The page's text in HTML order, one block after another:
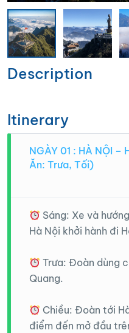
Description
Itinerary
NGÀY 01 : HÀ NỘI –
Ăn: Trưa, Tối)
Sáng: Xe và
Hà Nội khởi hành đi
Trưa: Đoàn dùng
Quang.
Chiều: Đoàn tới
điểm đến mở đầu